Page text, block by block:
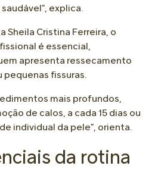
explica.
Sheila Cristina Ferreira, o
é essencial,
apresenta ressecamento
pequenas fissuras.
mais profundos,
de calos, a cada 15 dias ou
individual da pele”, orienta.
da rotina